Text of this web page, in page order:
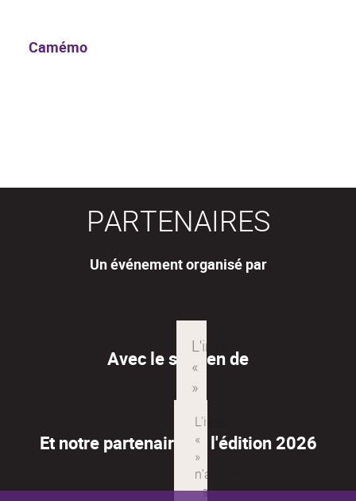
Camémo
PARTENAIRES
Un événement organisé par
Avec le soutien de
Et notre partenaire de l'édition 2026